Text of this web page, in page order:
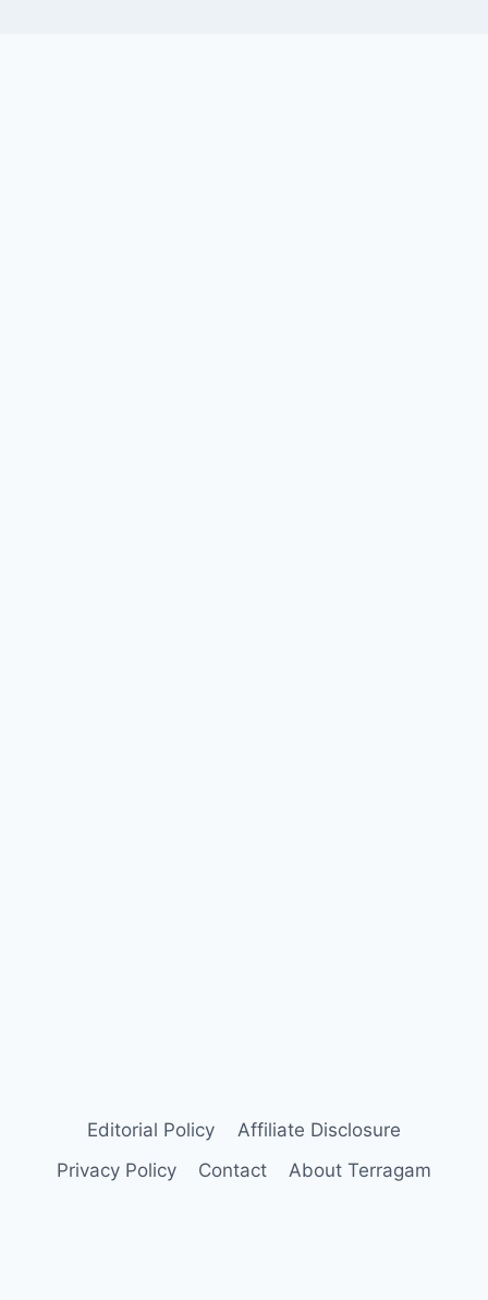
Editorial Policy
Affiliate Disclosure
Privacy Policy
Contact About Terragam